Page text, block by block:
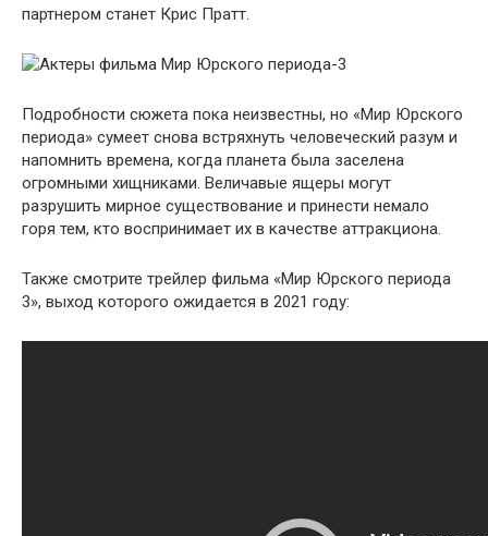
партнером станет Крис Пратт.
Подробности сюжета пока неизвестны, но «Мир Юрского
периода» сумеет снова встряхнуть человеческий разум и
напомнить времена, когда планета была заселена
огромными хищниками. Величавые ящеры могут
разрушить мирное существование и принести немало
горя тем, кто воспринимает их в качестве аттракциона.
Также смотрите трейлер фильма «Мир Юрского периода
3», выход которого ожидается в 2021 году: